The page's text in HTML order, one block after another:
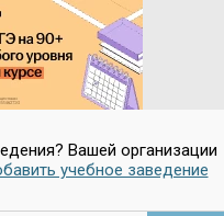
Вашей организации
учебное заведение